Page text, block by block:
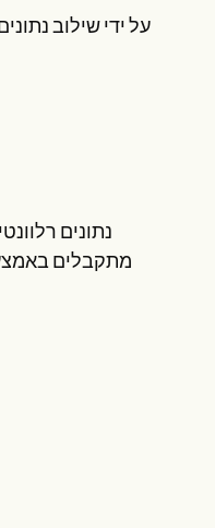
על ידי שילוב
נתונים
מתקבלים